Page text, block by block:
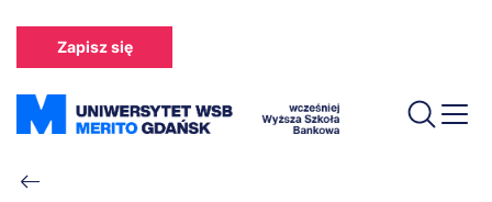
treści
Zapisz się
Ścieżka